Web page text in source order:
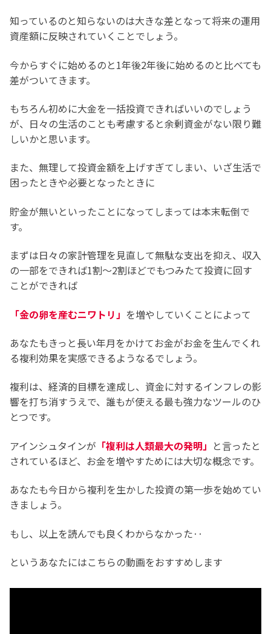
知っているのと知らないのは大きな差となって将来の運用
資産額に反映されていくことでしょう。
今からすぐに始めるのと1年後2年後に始めるのと比べても
差がついてきます。
もちろん初めに大金を一括投資できればいいのでしょう
が、日々の生活のことも考慮すると余剰資金がない限り難
しいかと思います。
また、無理して投資金額を上げすぎてしまい、いざ生活で
困ったときや必要となったときに
貯金が無いといったことになってしまっては本末転倒で
す。
まずは日々の家計管理を見直して無駄な支出を抑え、収入
の一部をできれば1割～2割ほどでもつみたて投資に回す
ことができれば
「金の卵を産むニワトリ」 を増やしていくことによって
あなたもきっと長い年月をかけてお金がお金を生んでくれ
る複利効果を実感できるようなるでしょう。
複利は、経済的目標を達成し、資金に対するインフレの影
響を打ち消すうえで、誰もが使える最も強力なツールのひ
とつです。
アインシュタインが 「複利は人類最大の発明」 と言ったと
されているほど、お金を増やすためには大切な概念です。
あなたも今日から複利を生かした投資の第一歩を始めてい
きましょう。
もし、以上を読んでも良くわからなかった‥
というあなたにはこちらの動画をおすすめします